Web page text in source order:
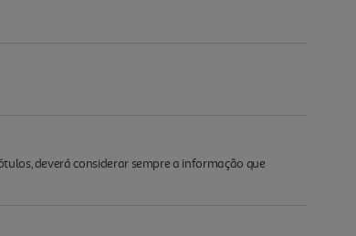
deverá considerar sempre a informação que